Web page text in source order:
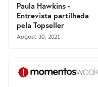
Paula Hawkins -
Entrevista partilhada
pela Topseller
August 30, 2021